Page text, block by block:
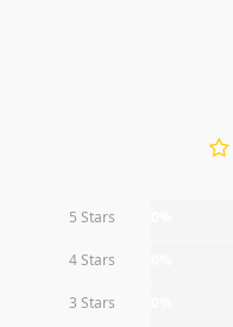
5 Stars
4 Stars
3 Stars